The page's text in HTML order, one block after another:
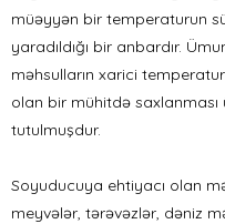
müəyyən bir temperaturun
yaradıldığı bir anbardır.
məhsulların xarici
olan bir mühitdə saxlanması
tutulmuşdur.
Soyuducuya ehtiyacı olan
meyvələr, tərəvəzlər, dəniz